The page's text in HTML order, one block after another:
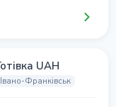
UAH
Івано-Франківськ